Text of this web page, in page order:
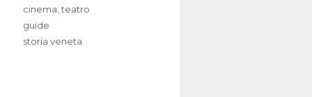
cinema, teatro
guide
storia veneta